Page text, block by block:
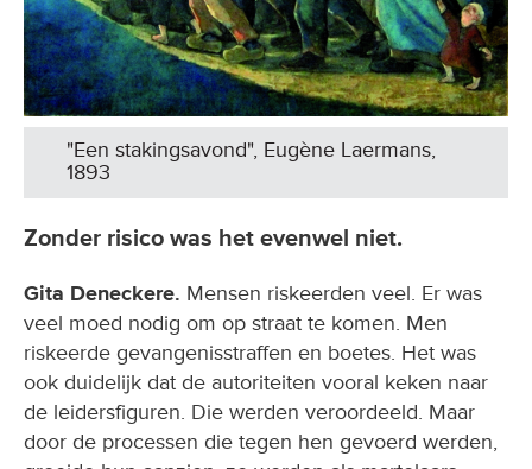
"Een stakingsavond", Eugène Laermans,
1893
Zonder risico was het evenwel niet.
Gita Deneckere. Mensen riskeerden veel. Er was
veel moed nodig om op straat te komen. Men
riskeerde gevangenisstraffen en boetes. Het was
ook duidelijk dat de autoriteiten vooral keken naar
de leidersfiguren. Die werden veroordeeld. Maar
door de processen die tegen hen gevoerd werden,